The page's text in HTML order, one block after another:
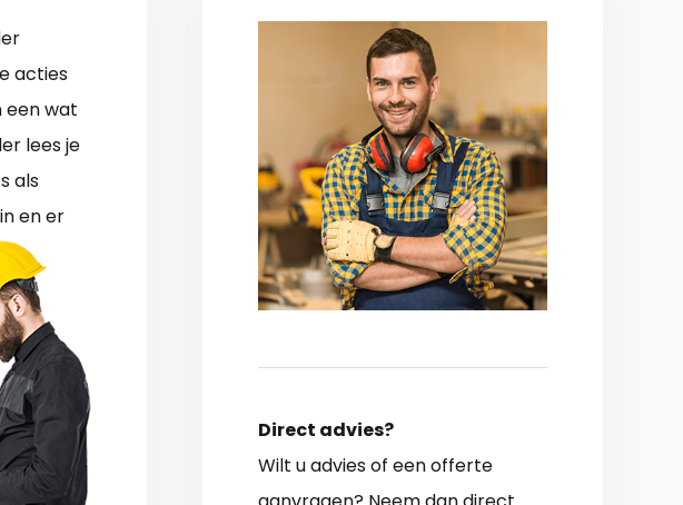
acties
een wat
lees je
als
en er
Direct advies?
Wilt u advies of een offerte